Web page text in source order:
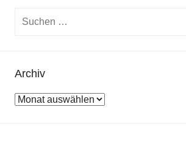
n
Archiv
A